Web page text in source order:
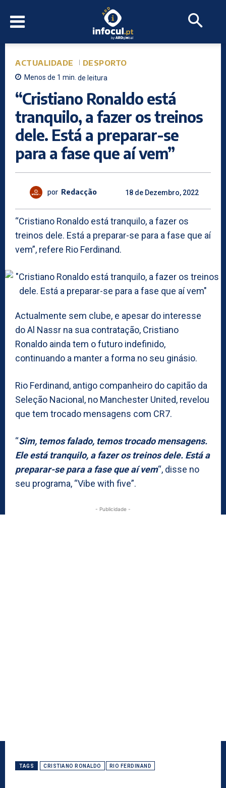
ACTUALIDADE DESPORTO
Menos de 1 min. de leitura
“Cristiano Ronaldo está
tranquilo, a fazer os treinos
dele. Está a preparar-se
para a fase que aí vem”
por Redacção 18 de Dezembro, 2022
“Cristiano Ronaldo está tranquilo, a fazer os
treinos dele. Está a preparar-se para a fase que aí
vem”, refere Rio Ferdinand.
Actualmente sem clube, e apesar do interesse
do Al Nassr na sua contratação, Cristiano
Ronaldo ainda tem o futuro indefinido,
continuando a manter a forma no seu ginásio.
Rio Ferdinand, antigo companheiro do capitão da
Seleção Nacional, no Manchester United, revelou
que tem trocado mensagens com CR7.
“Sim, temos falado, temos trocado mensagens.
Ele está tranquilo, a fazer os treinos dele. Está a
preparar-se para a fase que aí vem“, disse no
seu programa, “Vibe with five”.
- Publicidade -
TAGS CRISTIANO RONALDO RIO FERDINAND